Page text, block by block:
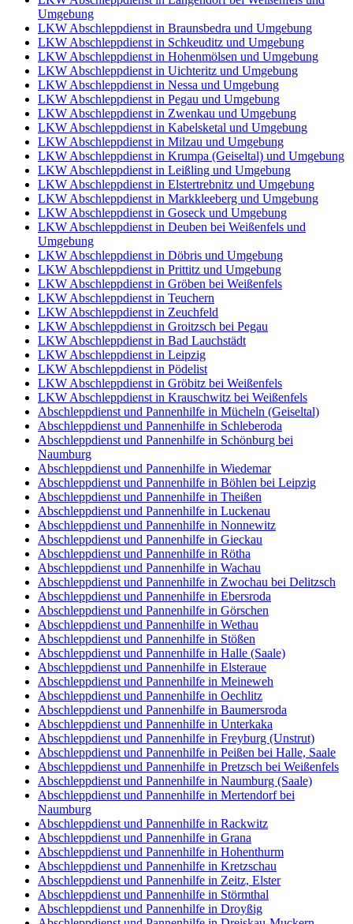
Umgebung
LKW Abschleppdienst in Braunsbedra und Umgebung
LKW Abschleppdienst in Schkeuditz und Umgebung
LKW Abschleppdienst in Hohenmölsen und Umgebung
LKW Abschleppdienst in Uichteritz und Umgebung
LKW Abschleppdienst in Nessa und Umgebung
LKW Abschleppdienst in Pegau und Umgebung
LKW Abschleppdienst in Zwenkau und Umgebung
LKW Abschleppdienst in Kabelsketal und Umgebung
LKW Abschleppdienst in Milzau und Umgebung
LKW Abschleppdienst in Krumpa (Geiseltal) und Umgebung
LKW Abschleppdienst in Leißling und Umgebung
LKW Abschleppdienst in Elstertrebnitz und Umgebung
LKW Abschleppdienst in Markkleeberg und Umgebung
LKW Abschleppdienst in Goseck und Umgebung
LKW Abschleppdienst in Deuben bei Weißenfels und
Umgebung
LKW Abschleppdienst in Döbris und Umgebung
LKW Abschleppdienst in Prittitz und Umgebung
LKW Abschleppdienst in Gröben bei Weißenfels
LKW Abschleppdienst in Teuchern
LKW Abschleppdienst in Zeuchfeld
LKW Abschleppdienst in Groitzsch bei Pegau
LKW Abschleppdienst in Bad Lauchstädt
LKW Abschleppdienst in Leipzig
LKW Abschleppdienst in Pödelist
LKW Abschleppdienst in Gröbitz bei Weißenfels
LKW Abschleppdienst in Krauschwitz bei Weißenfels
Abschleppdienst und Pannenhilfe in Mücheln (Geiseltal)
Abschleppdienst und Pannenhilfe in Schleberoda
Abschleppdienst und Pannenhilfe in Schönburg bei
Naumburg
Abschleppdienst und Pannenhilfe in Wiedemar
Abschleppdienst und Pannenhilfe in Böhlen bei Leipzig
Abschleppdienst und Pannenhilfe in Theißen
Abschleppdienst und Pannenhilfe in Luckenau
Abschleppdienst und Pannenhilfe in Nonnewitz
Abschleppdienst und Pannenhilfe in Gieckau
Abschleppdienst und Pannenhilfe in Rötha
Abschleppdienst und Pannenhilfe in Wachau
Abschleppdienst und Pannenhilfe in Zwochau bei Delitzsch
Abschleppdienst und Pannenhilfe in Ebersroda
Abschleppdienst und Pannenhilfe in Görschen
Abschleppdienst und Pannenhilfe in Wethau
Abschleppdienst und Pannenhilfe in Stößen
Abschleppdienst und Pannenhilfe in Halle (Saale)
Abschleppdienst und Pannenhilfe in Elsteraue
Abschleppdienst und Pannenhilfe in Meineweh
Abschleppdienst und Pannenhilfe in Oechlitz
Abschleppdienst und Pannenhilfe in Baumersroda
Abschleppdienst und Pannenhilfe in Unterkaka
Abschleppdienst und Pannenhilfe in Freyburg (Unstrut)
Abschleppdienst und Pannenhilfe in Peißen bei Halle, Saale
Abschleppdienst und Pannenhilfe in Pretzsch bei Weißenfels
Abschleppdienst und Pannenhilfe in Naumburg (Saale)
Abschleppdienst und Pannenhilfe in Mertendorf bei
Naumburg
Abschleppdienst und Pannenhilfe in Rackwitz
Abschleppdienst und Pannenhilfe in Grana
Abschleppdienst und Pannenhilfe in Hohenthurm
Abschleppdienst und Pannenhilfe in Kretzschau
Abschleppdienst und Pannenhilfe in Zeitz, Elster
Abschleppdienst und Pannenhilfe in Störmthal
Abschleppdienst und Pannenhilfe in Droyßig